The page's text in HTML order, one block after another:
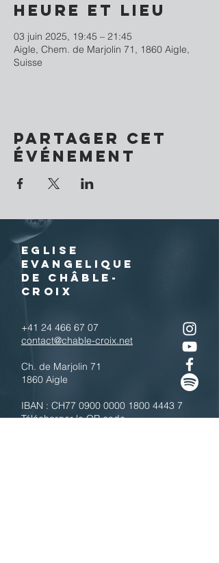
Heure et lieu
03 juin 2025, 19:45 – 21:45
Aigle, Chem. de Marjolin 71, 1860 Aigle,
Suisse
Partager cet
événement
EGLISE
EVANGELIQUE
DE CHÂBLE-
CROIX
+41 24 466 67 07
contact@chable-croix.net
Ch. de Marjolin 71
1860 Aigle
IBAN : CH77 0900 0000 1800 4443 7
Télécharger le QR code